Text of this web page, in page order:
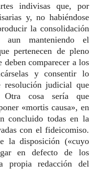
indivisas que, por
y, no habiéndose
la consolidación
aun manteniendo el
pertenecen de pleno
comparecer a los
y consentir lo
judicial que
Otra cosa sería que
«mortis causa», en
concluido todas en la
con el fideicomiso.
la disposición («cuyo
en defecto de los
propia redacción del